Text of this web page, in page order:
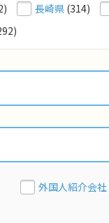
長崎県 (314)
外国人紹介会社